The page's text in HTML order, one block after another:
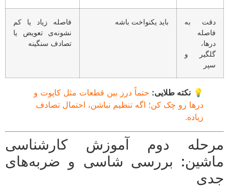
به
و
باید یکنواخت باشه
فاصله زیاد یا کم
نشونه‌ی تعویض یا
تصادف سنگینه
نکته طلایی: حتماً درز بین قطعات مثل کاپوت و
درها رو چک کن؛ اگه تنظیم نباشن، احتمال تصادف
زیاده.
دوم آموزش کارشناسی
بررسی شاسی و ضربه‌های